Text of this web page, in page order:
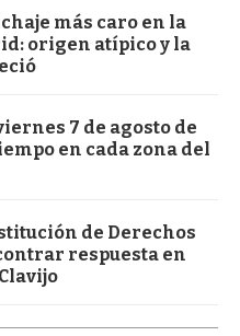
más caro en la
origen atípico y la
7 de agosto de
en cada zona del
de Derechos
respuesta en